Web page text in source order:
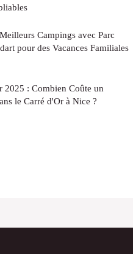
Campings avec Parc
pour des Vacances Familiales
2025 : Combien Coûte un
le Carré d'Or à Nice ?